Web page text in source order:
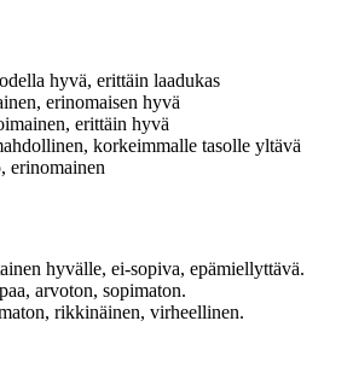
hyvä, erittäin laadukas
erinomaisen hyvä
erittäin hyvä
korkeimmalle tasolle yltävä
erinomainen
hyvälle, ei-sopiva, epämiellyttävä.
arvoton, sopimaton.
rikkinäinen, virheellinen.